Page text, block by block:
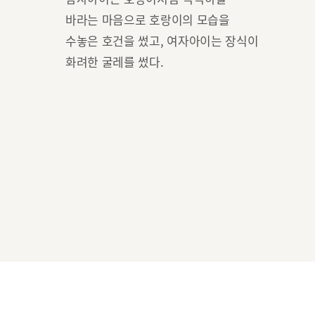
바라는 마음으로 호랑이의 모습을
수놓은 호건을 썼고, 여자아이는 장식이
화려한 굴레를 썼다.